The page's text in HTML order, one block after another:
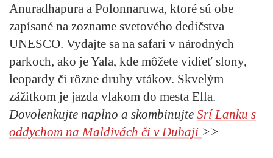
Anuradhapura a Polonnaruwa, ktoré sú obe
zapísané na zozname svetového dedičstva
UNESCO. Vydajte sa na safari v národných
parkoch, ako je Yala, kde môžete vidieť slony,
leopardy či rôzne druhy vtákov. Skvelým
zážitkom je jazda vlakom do mesta Ella.
Dovolenkujte naplno a skombinujte Srí Lanku s
oddychom na Maldivách či v Dubaji >>